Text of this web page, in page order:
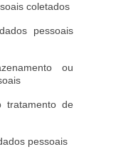
coletados
pessoais
ou
tratamento de
pessoais